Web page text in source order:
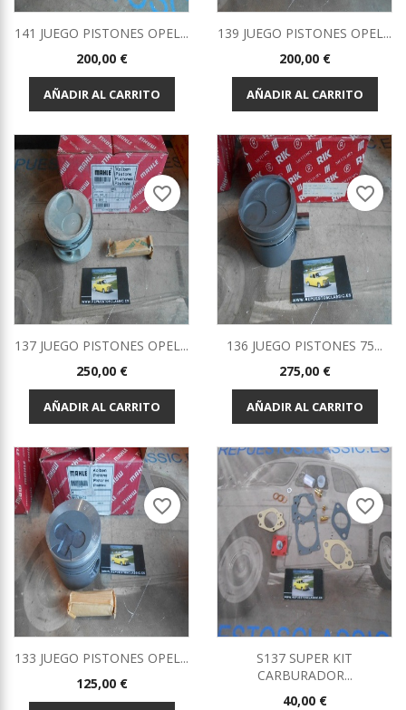
141 JUEGO PISTONES OPEL...
Precio
200,00 €
AÑADIR AL CARRITO
139 JUEGO PISTONES OPEL...
Precio
200,00 €
AÑADIR AL CARRITO
137 JUEGO PISTONES OPEL...
Precio
250,00 €
AÑADIR AL CARRITO
favorite_border
136 JUEGO PISTONES 75...
Precio
275,00 €
AÑADIR AL CARRITO
favorite_border
133 JUEGO PISTONES OPEL...
Precio
125,00 €
favorite_border
S137 SUPER KIT
CARBURADOR...
Precio
40,00 €
favorite_border